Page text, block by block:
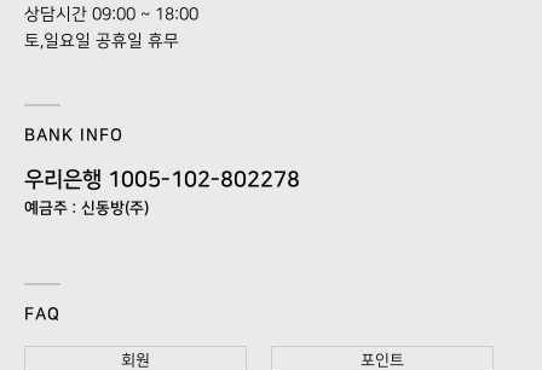
상담시간 09:00 ~ 18:00
토,일요일 공휴일 휴무
BANK INFO
우리은행 1005-102-802278
예금주 : 신동방(주)
FAQ
회원 포인트